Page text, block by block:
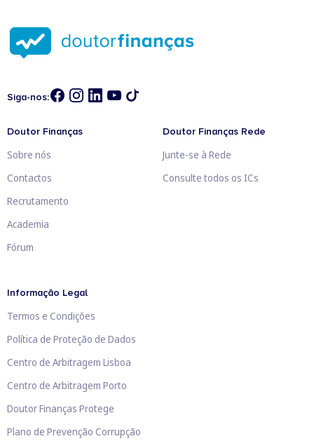
Siga-nos:
Doutor Finanças
Sobre nós
Contactos
Recrutamento
Academia
Fórum
Doutor Finanças Rede
Junte-se à Rede
Consulte todos os ICs
Informação Legal
Termos e Condições
Política de Proteção de Dados
Centro de Arbitragem Lisboa
Centro de Arbitragem Porto
Doutor Finanças Protege
Plano de Prevenção Corrupção